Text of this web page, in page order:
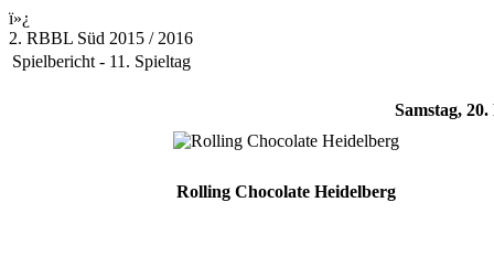
ï»¿
2. RBBL Süd 2015 / 2016
Spielbericht - 11. Spieltag
Samstag,
Rolling Chocolate Heidelberg